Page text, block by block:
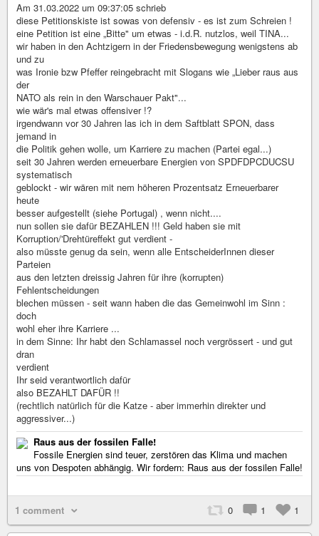
Am 31.03.2022 um 09:37:05 schrieb
diese Petitionskiste ist sowas von defensiv - es ist zum Schreien !
eine Petition ist eine „Bitte" um etwas - i.d.R. nutzlos, weil TINA...
wir haben in den Achtzigern in der Friedensbewegung wenigstens ab
und zu
was Ironie bzw Pfeffer reingebracht mit Slogans wie „Lieber raus aus
der
NATO als rein in den Warschauer Pakt"...
wie wär's mal etwas offensiver !?
irgendwann vor 30 Jahren las ich in dem Saftblatt SPON, dass
jemand in
die Politik gehen wolle, um Karriere zu machen (Partei egal...)
seit 30 Jahren werden erneuerbare Energien von SPDFDPCDUCSU
systematisch
geblockt - wir wären mit nem höheren Prozentsatz Erneuerbarer
heute
besser aufgestellt (siehe Portugal) , wenn nicht....
nun sollen sie dafür BEZAHLEN !!! Geld haben sie mit
Korruption/'Drehtüreffekt gut verdient -
also müsste genug da sein, wenn alle EntscheiderInnen dieser
Parteien
aus den letzten dreissig Jahren für ihre (korrupten)
Fehlentscheidungen
blechen müssen - seit wann haben die das Gemeinwohl im Sinn :
doch
wohl eher ihre Karriere ...
in dem Sinne: Ihr habt den Schlamassel noch vergrössert - und gut
dran
verdient
Ihr seid verantwortlich dafür
also BEZAHLT DAFÜR !!
(rechtlich natürlich für die Katze - aber immerhin direkter und
aggressiver...)
Raus aus der fossilen Falle!
Fossile Energien sind teuer, zerstören das Klima und machen
uns von Despoten abhängig. Wir fordern: Raus aus der fossilen Falle!
1 comment 0 1 1